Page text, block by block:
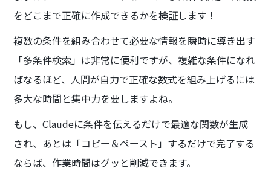
をどこまで正確に作成できるかを検証します！
複数の条件を組み合わせて必要な情報を瞬時に導き出す
「多条件検索」は非常に便利ですが、複雑な条件になれ
ばなるほど、人間が自力で正確な数式を組み上げるには
多大な時間と集中力を要しますよね。
もし、Claudeに条件を伝えるだけで最適な関数が生成
され、あとは「コピー＆ペースト」するだけで完了する
ならば、作業時間はグッと削減できます。